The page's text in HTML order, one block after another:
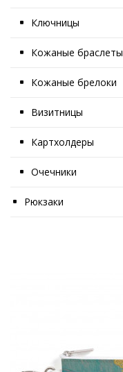
Ключницы
Кожаные браслеты
Кожаные брелоки
Визитницы
Картхолдеры
Очечники
Рюкзаки